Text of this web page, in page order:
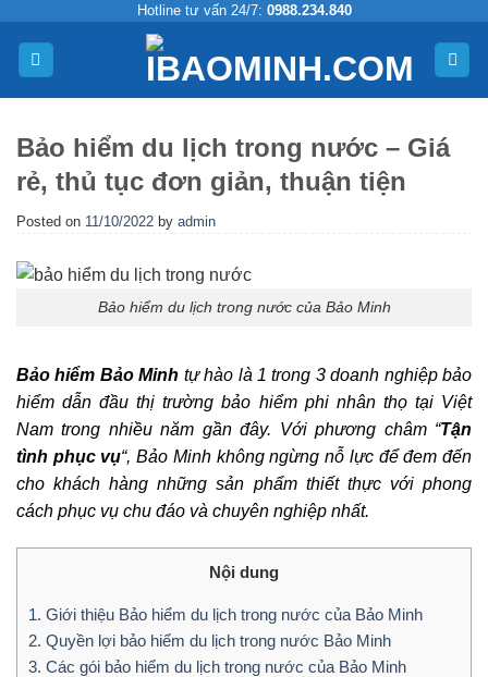
content
Hotline tư vấn 24/7: 0988.234.840
Bảo hiểm du lịch trong nước – Giá
rẻ, thủ tục đơn giản, thuận tiện
Posted on 11/10/2022 by admin
Bảo hiểm du lịch trong nước của Bảo Minh
Bảo hiểm Bảo Minh tự hào là 1 trong 3 doanh nghiệp bảo
hiểm dẫn đầu thị trường bảo hiểm phi nhân thọ tại Việt
Nam trong nhiều năm gần đây. Với phương châm “Tận
tình phục vụ“, Bảo Minh không ngừng nỗ lực để đem đến
cho khách hàng những sản phẩm thiết thực với phong
cách phục vụ chu đáo và chuyên nghiệp nhất.
Nội dung
1. Giới thiệu Bảo hiểm du lịch trong nước của Bảo Minh
2. Quyền lợi bảo hiểm du lịch trong nước Bảo Minh
3. Các gói bảo hiểm du lịch trong nước của Bảo Minh